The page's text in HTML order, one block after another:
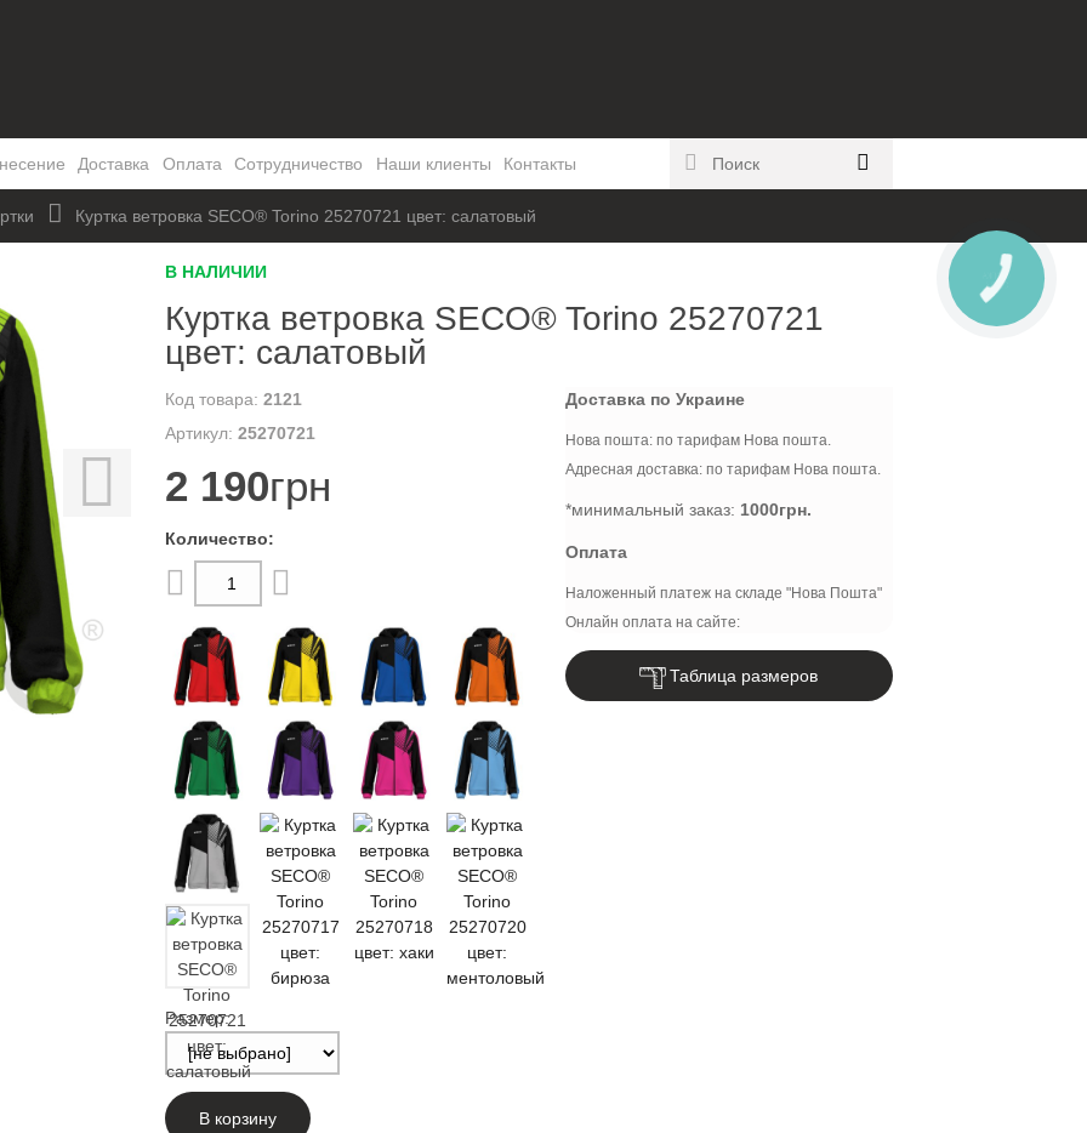
Доставка Оплата Сотрудничество Наши клиенты Контакты
Куртка ветровка SECO® Torino 25270721 цвет: салатовый
В НАЛИЧИИ
Куртка ветровка SECO® Torino 25270721
цвет: салатовый
2121
25270721
2 190грн
Размер:
В корзину
Доставка по Украине
Нова пошта: по тарифам Нова пошта.
Адресная доставка: по тарифам Нова пошта.
*минимальный заказ: 1000грн.
Оплата
Наложенный платеж на складе "Нова Пошта"
Онлайн оплата на сайте:
Таблица размеров